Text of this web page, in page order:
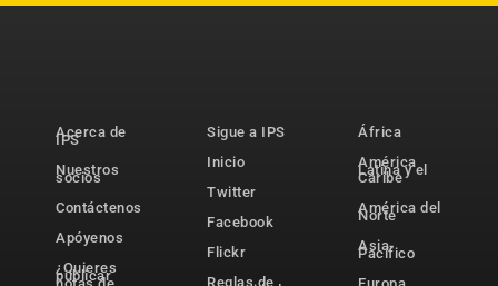
Acerca de
IPS
Nuestros
socios
Contáctenos
Apóyenos
¿Quieres
publicar
Sigue a IPS
Inicio
Twitter
Facebook
Flickr
Reglas de
África
América
Latina y el
Caribe
América del
Norte
Asia-
Pacífico